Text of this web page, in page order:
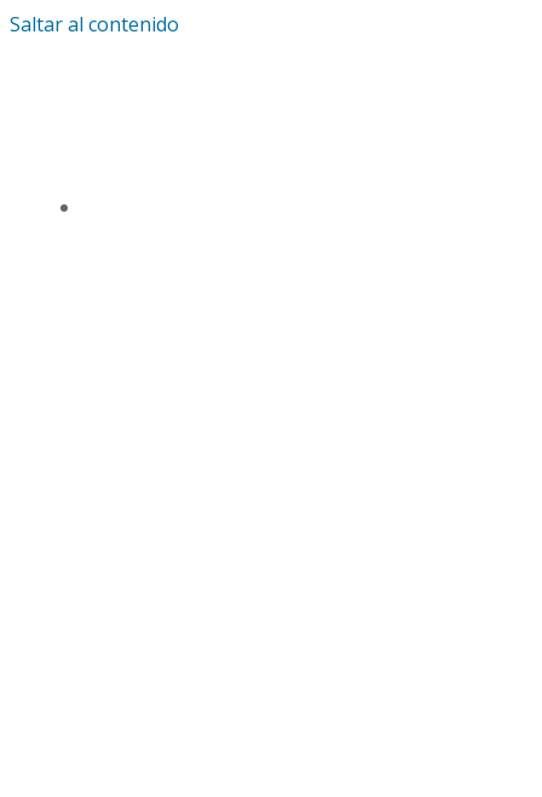
Saltar al contenido